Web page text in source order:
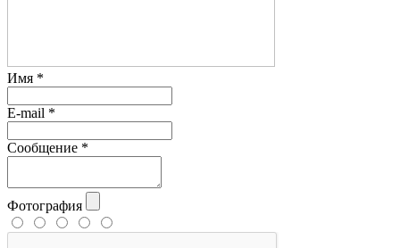
Имя *
E-mail *
Сообщение *
Фотография